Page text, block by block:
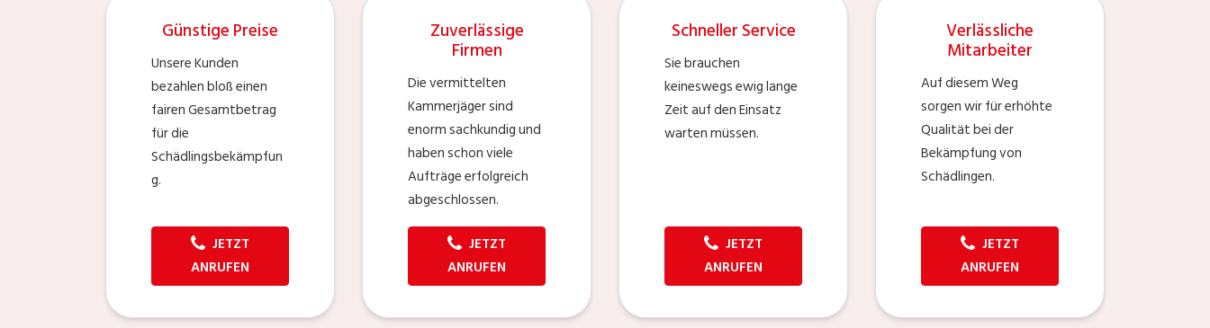
Günstige Preise
Unsere Kunden
bezahlen bloß einen
fairen Gesamtbetrag
für die
Schädlingsbekämpfun
g.
JETZT
ANRUFEN
Zuverlässige
Firmen
Die vermittelten
Kammerjäger sind
enorm sachkundig und
haben schon viele
Aufträge erfolgreich
abgeschlossen.
JETZT
ANRUFEN
Schneller Service
Sie brauchen
keineswegs ewig lange
Zeit auf den Einsatz
warten müssen.
JETZT
ANRUFEN
Verlässliche
Mitarbeiter
Auf diesem Weg
sorgen wir für erhöhte
Qualität bei der
Bekämpfung von
Schädlingen.
JETZT
ANRUFEN